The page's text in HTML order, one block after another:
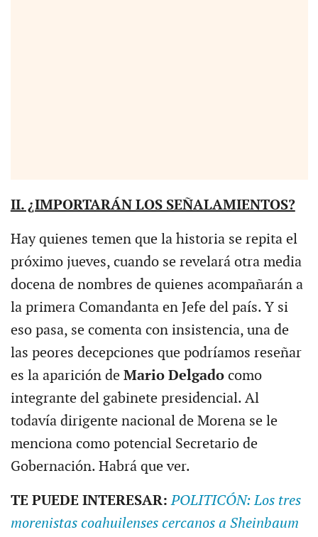
II. ¿IMPORTARÁN LOS SEÑALAMIENTOS?
Hay quienes temen que la historia se repita el
próximo jueves, cuando se revelará otra media
docena de nombres de quienes acompañarán a
la primera Comandanta en Jefe del país. Y si
eso pasa, se comenta con insistencia, una de
las peores decepciones que podríamos reseñar
es la aparición de Mario Delgadocomo
integrante del gabinete presidencial. Al
todavía dirigente nacional de Morena se le
menciona como potencial Secretario de
Gobernación. Habrá que ver.
TE PUEDE INTERESAR: POLITICÓN: Los tres
morenistas coahuilenses cercanos a Sheinbaum